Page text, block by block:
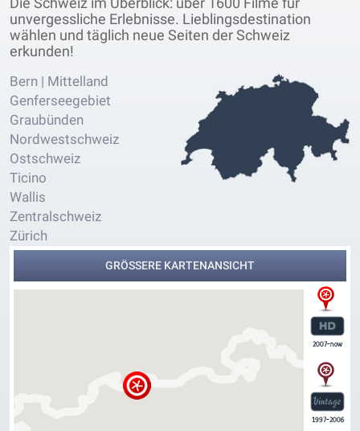
unvergessliche Erlebnisse. Lieblingsdestination
wählen und täglich neue Seiten der Schweiz
erkunden!
Bern | Mittelland
Genferseegebiet
Graubünden
Nordwestschweiz
Ostschweiz
Ticino
Wallis
Zentralschweiz
Zürich
GRÖSSERE KARTENANSICHT